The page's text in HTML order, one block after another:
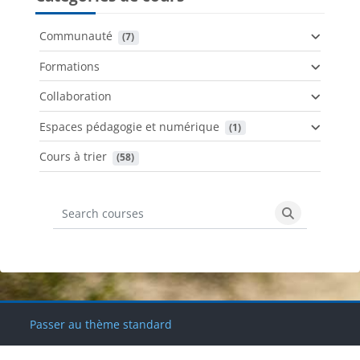
Communauté (7)
Formations
Collaboration
Espaces pédagogie et numérique
(1)
Cours à trier (58)
Search courses
Search
Blocs
Blocs
Blocs
Blocs
Passer au thème standard